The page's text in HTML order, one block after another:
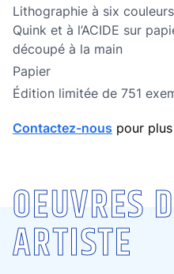
Technique
Lithographie à six
Quink et à l’ACIDE sur
découpé à la main
Technique
Papier
édition limitée
Édition limitée de 751
Contactez-nous pour
OEUVRES
ARTISTE